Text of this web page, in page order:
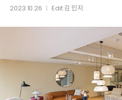
2023.10.26 Edit김 민지